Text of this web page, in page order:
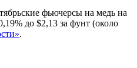
фьючерсы на медь на
до $2,13 за фунт (около
.